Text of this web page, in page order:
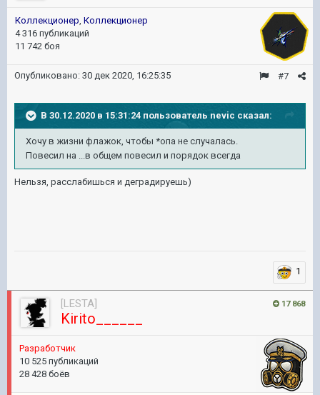
Коллекционер, Коллекционер
4 316 публикаций
11 742 боя
#7
Опубликовано: 30 дек 2020, 16:25:35
В 30.12.2020 в 15:31:24 пользователь nevic сказал:
Хочу в жизни флажок, чтобы *опа не случалась.
Повесил на ...в общем повесил и порядок всегда
Нельзя, расслабишься и деградируешь)
1
17 868
[LESTA]
Kirito______
Разработчик
10 525 публикаций
28 428 боёв